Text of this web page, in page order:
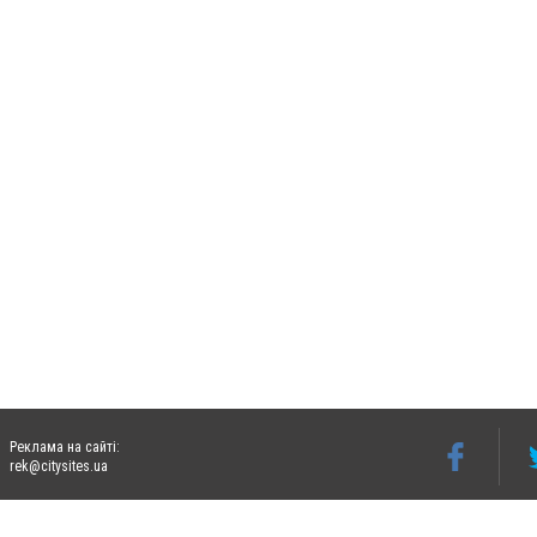
Реклама на сайті:
rek@citysites.ua